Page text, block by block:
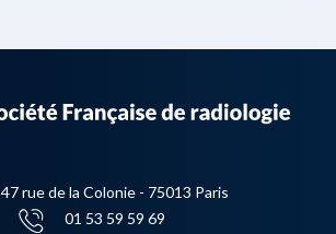
47 rue de la Colonie - 75013 Paris
01 53 59 59 69